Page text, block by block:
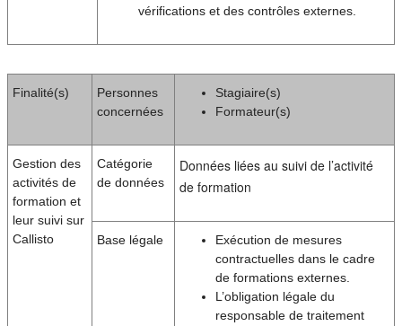
vérifications et des contrôles externes.
Finalité(s)
Personnes
concernées
Stagiaire(s)
Formateur(s)
Gestion des
activités de
formation et
leur suivi sur
Callisto
Catégorie
de données
Données liées au suivi de l’activité
de formation
Base légale
Exécution de mesures
contractuelles dans le cadre
de formations externes.
L’obligation légale du
responsable de traitement